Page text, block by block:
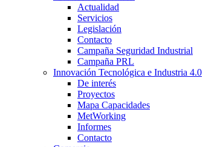
Actualidad
Servicios
Legislación
Contacto
Campaña Seguridad Industrial
Campaña PRL
Innovación Tecnológica e Industria 4.0
De interés
Proyectos
Mapa Capacidades
MetWorking
Informes
Contacto